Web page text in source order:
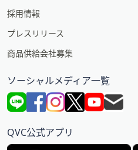
採用情報
プレスリリース
商品供給会社募集
ソーシャルメディア一覧
QVC公式アプリ